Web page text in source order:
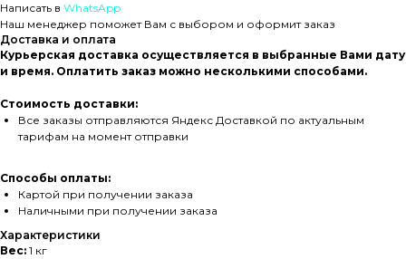
Написать в WhatsApp
Наш менеджер поможет Вам с выбором и оформит заказ
Доставка и оплата
Курьерская доставка осуществляется в выбранные Вами дату
и время. Оплатить заказ можно несколькими способами.
Стоимость доставки:
Все заказы отправляются Яндекс Доставкой по актуальным
тарифам на момент отправки
Способы оплаты:
Картой при получении заказа
Наличными при получении заказа
Характеристики
Вес: 1 кг